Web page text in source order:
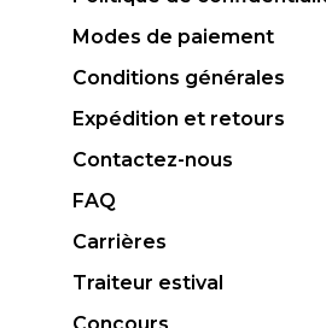
Modes de paiement
Conditions générales
Expédition et retours
Contactez-nous
FAQ
Carrières
Traiteur estival